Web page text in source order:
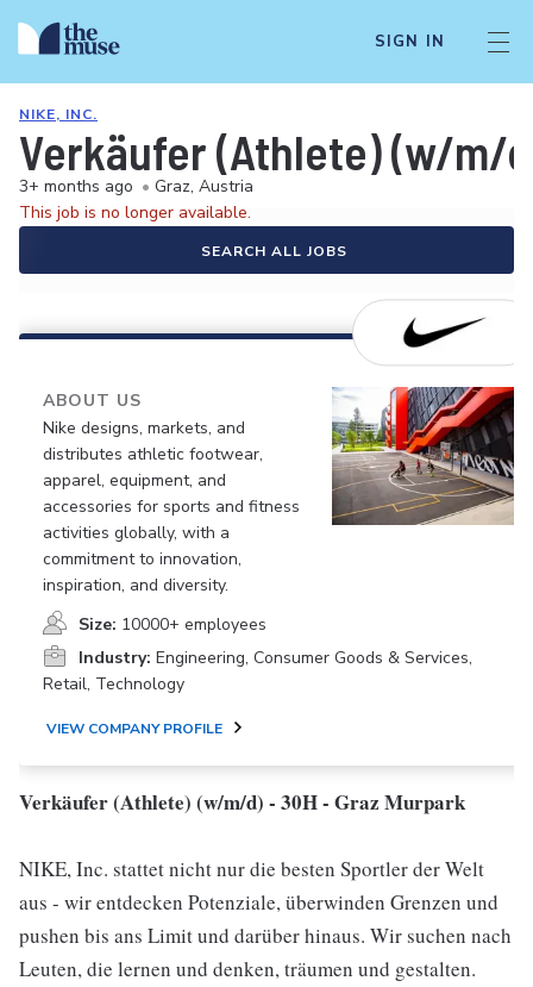
SIGN IN
NIKE, INC.
Verkäufer (Athlete) (w/m/
3+ months ago • Graz, Austria
This job is no longer available.
SEARCH ALL JOBS
ABOUT US
Nike designs, markets, and
distributes athletic footwear,
apparel, equipment, and
accessories for sports and fitness
activities globally, with a
commitment to innovation,
inspiration, and diversity.
Size: 10000+ employees
Industry: Engineering, Consumer Goods & Services,
Retail, Technology
VIEW COMPANY PROFILE
Verkäufer (Athlete) (w/m/d) - 30H - Graz Murpark
NIKE, Inc. stattet nicht nur die besten Sportler der Welt
aus - wir entdecken Potenziale, überwinden Grenzen und
pushen bis ans Limit und darüber hinaus. Wir suchen nach
Leuten, die lernen und denken, träumen und gestalten.